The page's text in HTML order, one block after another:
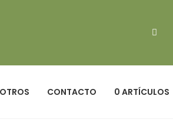
CONTACTO 0 ARTÍCULOS